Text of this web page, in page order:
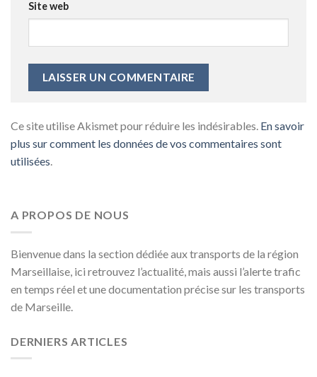
Site web
Ce site utilise Akismet pour réduire les indésirables. En savoir
plus sur comment les données de vos commentaires sont
utilisées.
A PROPOS DE NOUS
Bienvenue dans la section dédiée aux transports de la région
Marseillaise, ici retrouvez l’actualité, mais aussi l’alerte trafic
en temps réel et une documentation précise sur les transports
de Marseille.
DERNIERS ARTICLES